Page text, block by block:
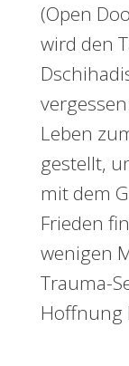
(Open
wird den
Leben
gestellt,
mit dem
Frieden
wenigen
Trauma-
Hoffnung